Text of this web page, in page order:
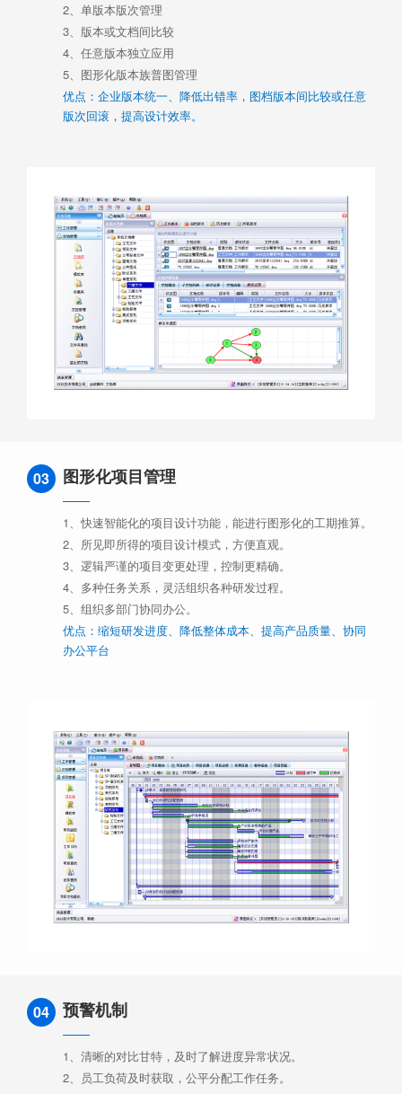
2、单版本版次管理
3、版本或文档间比较
4、任意版本独立应用
5、图形化版本族普图管理
优点：企业版本统一、降低出错率，图档版本间比较或任意
版次回滚，提高设计效率。
03 图形化项目管理
1、快速智能化的项目设计功能，能进行图形化的工期推算。
2、所见即所得的项目设计模式，方便直观。
3、逻辑严谨的项目变更处理，控制更精确。
4、多种任务关系，灵活组织各种研发过程。
5、组织多部门协同办公。
优点：缩短研发进度、降低整体成本、提高产品质量、协同
办公平台
04 预警机制
1、清晰的对比甘特，及时了解进度异常状况。
2、员工负荷及时获取，公平分配工作任务。